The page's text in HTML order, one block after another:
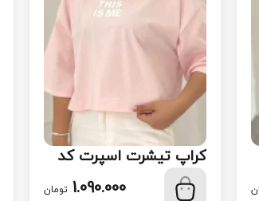
کراپ تیشرت اسپرت کد
117
1.090.000 تومان